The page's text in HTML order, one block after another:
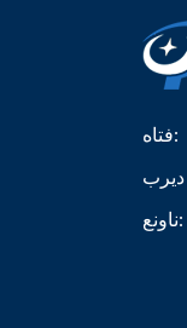
فتاه:
ناونع: